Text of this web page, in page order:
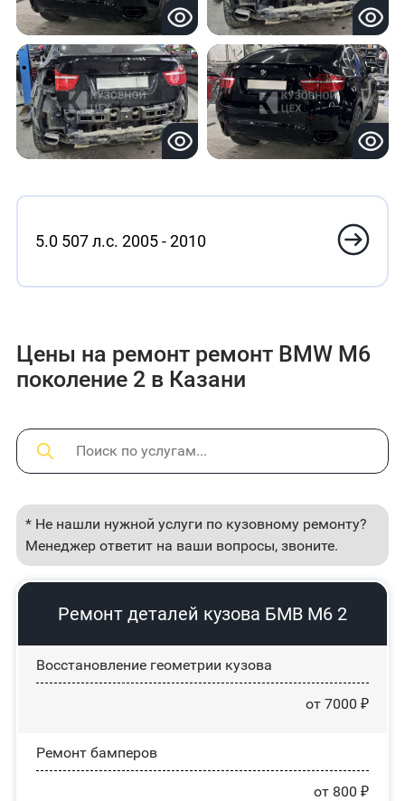
5.0 507 л.с. 2005 - 2010
Цены на ремонт ремонт BMW M6
поколение 2 в Казани
* Не нашли нужной услуги по кузовному ремонту?
Менеджер ответит на ваши вопросы, звоните.
Ремонт деталей кузова БМВ М6 2
Восстановление геометрии кузова
от 7000 ₽
Ремонт бамперов
от 800 ₽